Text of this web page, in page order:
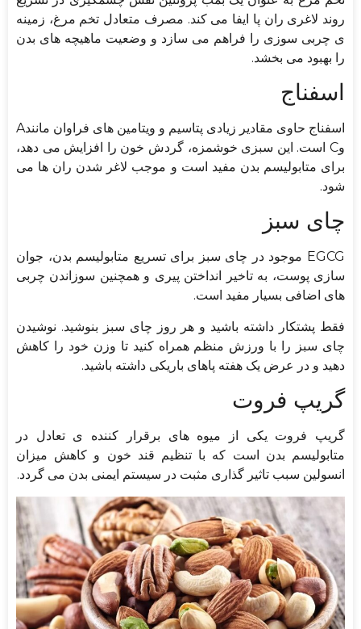
روند لاغری ران پا ایفا می کند. مصرف متعادل تخم مرغ، زمینه
ی چربی سوزی را فراهم می سازد و وضعیت ماهیچه های بدن
را بهبود می بخشد.
اسفناج
اسفناج حاوی مقادیر زیادی پتاسیم و ویتامین های فراوان مانندA
وC است. این سبزی خوشمزه، گردش خون را افزایش می دهد،
برای متابولیسم بدن مفید است و موجب لاغر شدن ران ها می
شود.
چای سبز
EGCG موجود در چای سبز برای تسریع متابولیسم بدن، جوان
سازی پوست، به تاخیر انداختن پیری و همچنین سوزاندن چربی
های اضافی بسیار مفید است.
فقط پشتکار داشته باشید و هر روز چای سبز بنوشید. نوشیدن
چای سبز را با ورزش منظم همراه کنید تا وزن خود را کاهش
دهید و در عرض یک هفته پاهای باریکی داشته باشید.
گریپ فروت
گریپ فروت یکی از میوه های برقرار کننده ی تعادل در
متابولیسم بدن است که با تنظیم قند خون و کاهش میزان
انسولین سبب تاثیر گذاری مثبت در سیستم ایمنی بدن می گردد.